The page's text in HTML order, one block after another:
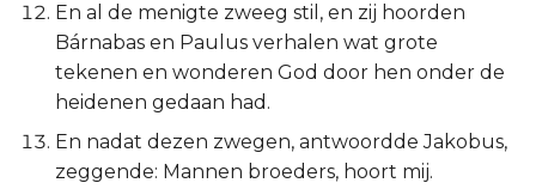
Hoséa
Joël
Amos
En al de menigte zweeg stil, en zij hoorden
Bárnabas en Paulus verhalen wat grote
tekenen en wonderen God door hen onder de
heidenen gedaan had.
En nadat dezen zwegen, antwoordde Jakobus,
zeggende: Mannen broeders, hoort mij.